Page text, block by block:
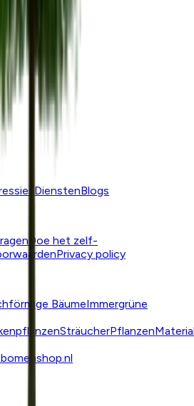
DienstenBlogs
Doe het zelf-
Privacy policy
BäumeImmergrüne
SträucherPflanzen